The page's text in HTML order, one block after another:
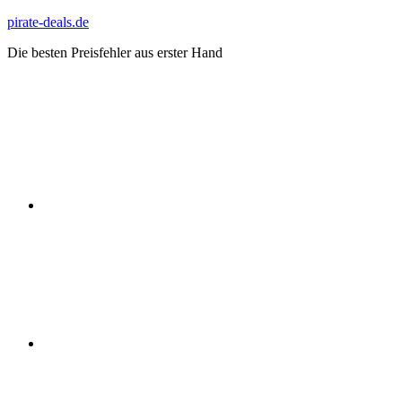
Zum
springen
pirate-deals.de
Die besten Preisfehler aus erster Hand